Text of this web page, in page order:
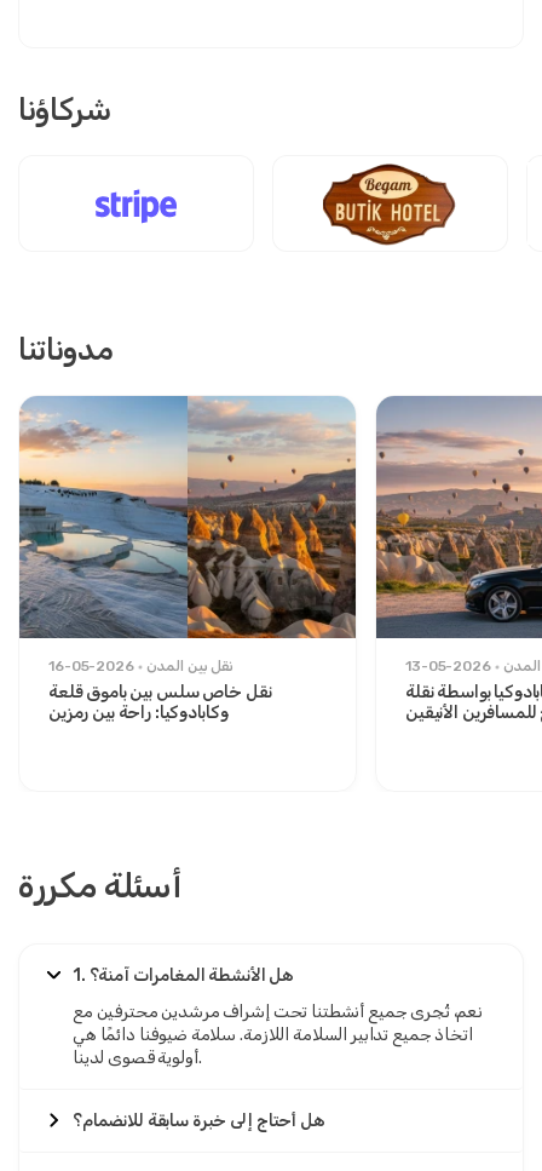
شركاؤنا
مدوناتنا
16-05-2026 نقل بين المدن
نقل خاص سلس بين باموق قلعة
وكابادوكيا: راحة بين رمزين
13-05-2026
بواسطة نقلة
الأنيقين
أسئلة مكررة
1. هل الأنشطة المغامرات آمنة؟
نعم، تُجرى جميع أنشطتنا تحت إشراف مرشدين محترفين مع
اتخاذ جميع تدابير السلامة اللازمة. سلامة ضيوفنا دائمًا هي
أولوية قصوى لدينا.
هل أحتاج إلى خبرة سابقة للانضمام؟